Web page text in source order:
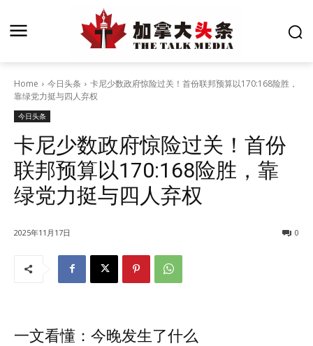
Home 今日头条
卡尼少数政府惊险过关！首份联邦预算以170:168险胜，
靠绿党力挺与四人弃权
今日头条
卡尼少数政府惊险过关！首份
联邦预算以170:168险胜，靠
绿党力挺与四人弃权
2025年11月17日 0
一文看懂：今晚发生了什么